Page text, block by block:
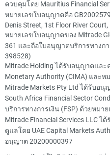
ควบคุมโดย Mauritius Financial
หมายเลขใบอนุญาตคือ
Denis Street, 1st Floor River
หมายเลขใบอนุญาตของ Mitrade
361 และถือใบอนุญาตบริการทางกา
398528)
Mitrade Holding ได้รับอนุญาตและ
Monetary Authority (CIMA) และ
Mitrade Markets Pty Ltd ได้รับอ
South Africa Financial Sector
บริการทางการเงิน (FSP) ด้วยหมา
Mitrade Financial Services LLC
ดูแลโดย UAE Capital Markets
อนุญาต 20200000397